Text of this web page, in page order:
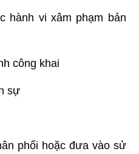
hành vi xâm phạm bản
công khai
sự
phối hoặc đưa vào sử